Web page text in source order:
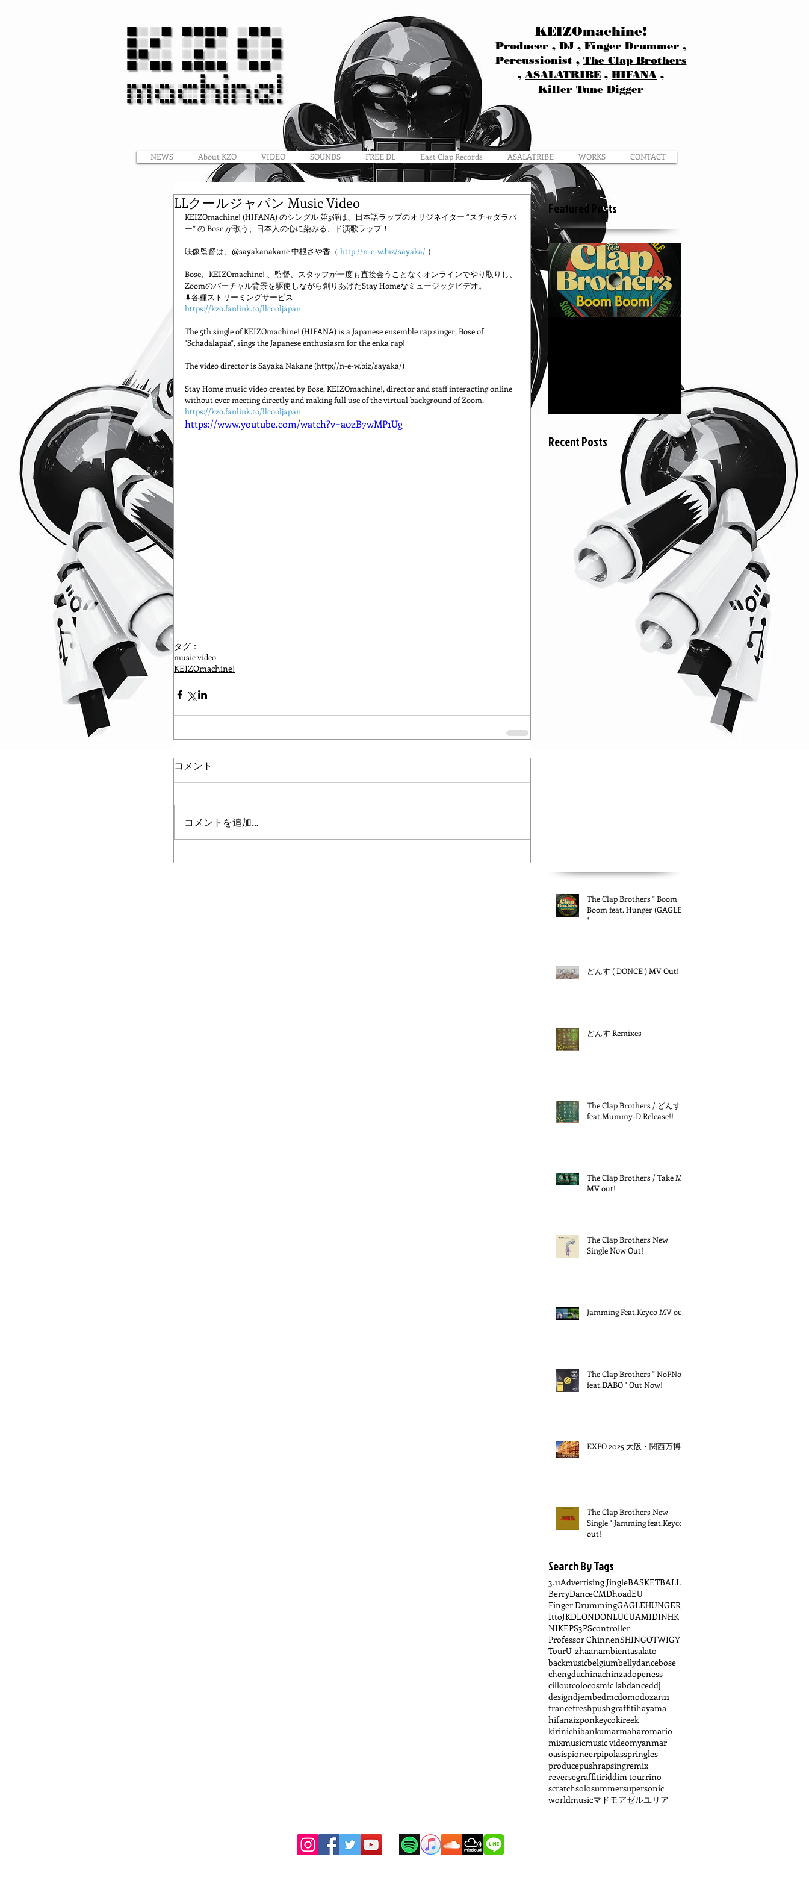
KEIZOmachine!
Producer , DJ , Finger Drummer ,
Percussionist , The Clap Brothers
, ASALATRIBE , HIFANA ,
Killer Tune Digger
NEWS About KZO VIDEO SOUNDS FREE DL East Clap Records ASALATRIBE WORKS CONTACT
LLクールジャパン Music Video
KEIZOmachine! (HIFANA) のシングル 第5弾は、日本語ラップのオリジネイター “スチャダラパ
ー” の Bose が歌う、日本人の心に染みる、ド演歌ラップ！
映像監督は、@sayakanakane 中根さや香（ http://n-e-w.biz/sayaka/ ）
Bose、KEIZOmachine! 、監督、スタッフが一度も直接会うことなくオンラインでやり取りし、
Zoomのバーチャル背景を駆使しながら創りあげたStay Homeなミュージックビデオ。
⬇各種ストリーミングサービス
https://kzo.fanlink.to/llcooljapan
The 5th single of KEIZOmachine! (HIFANA) is a Japanese ensemble rap singer, Bose of
"Schadalapaa", sings the Japanese enthusiasm for the enka rap!
The video director is Sayaka Nakane (http://n-e-w.biz/sayaka/)
Stay Home music video created by Bose, KEIZOmachine!, director and staff interacting online
without ever meeting directly and making full use of the virtual background of Zoom.
https://kzo.fanlink.to/llcooljapan
https://www.youtube.com/watch?v=a0zB7wMP1Ug
タグ：
music video
KEIZOmachine!
コメント
コメントを追加…
Featured Posts
COSMIC LAB ::
RIDDIM TOUR :: @
Jeumont France
Recent Posts
The Clap Brothers " Boom
Boom feat. Hunger (GAGLE)
"
どんす ( DONCE ) MV Out!
どんす Remixes
The Clap Brothers / どんす
feat.Mummy-D Release!!
The Clap Brothers / Take Me
MV out!
The Clap Brothers New
Single Now Out!
Jamming Feat.Keyco MV out!
The Clap Brothers " NoPNoG
feat.DABO " Out Now!
EXPO 2025 大阪・関西万博
The Clap Brothers New
Single " Jamming feat.Keyco "
out!
Search By Tags
3.11Advertising JingleBASKETBALL
BerryDanceCMDhoadEU
Finger DrummingGAGLEHUNGER
IttoJKDLONDONLUCUAMIDINHK
NIKEPS3PScontroller
Professor ChinnenSHINGOTWIGY
TourU-zhaanambientasalato
backmusicbelgiumbellydancebose
chengduchinachinzadopeness
cilloutcolocosmic labdanceddj
designdjembedmcdomodozan11
francefreshpushgraffitihayama
hifanaizponkeycokireek
kirinichibankumarmaharomario
mixmusicmusic videomyanmar
oasispioneerpipolasspringles
producepushrapsingremix
reversegraffitiriddim tourrino
scratchsolosummersupersonic
worldmusicマドモアゼルユリア